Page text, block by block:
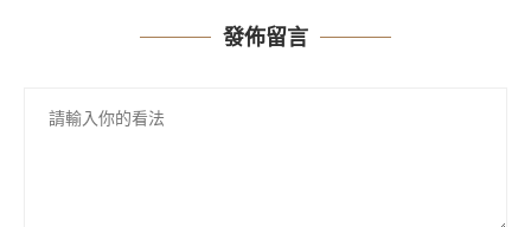
發佈留言